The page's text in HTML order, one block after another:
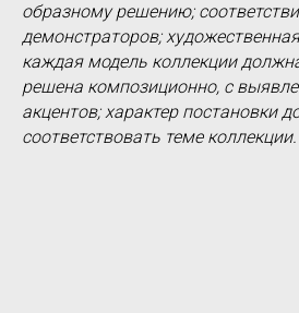
образному решению;
демонстраторов;
каждая модель коллекции
решена композиционно, с
акцентов; характер постановки
соответствовать теме коллекции.